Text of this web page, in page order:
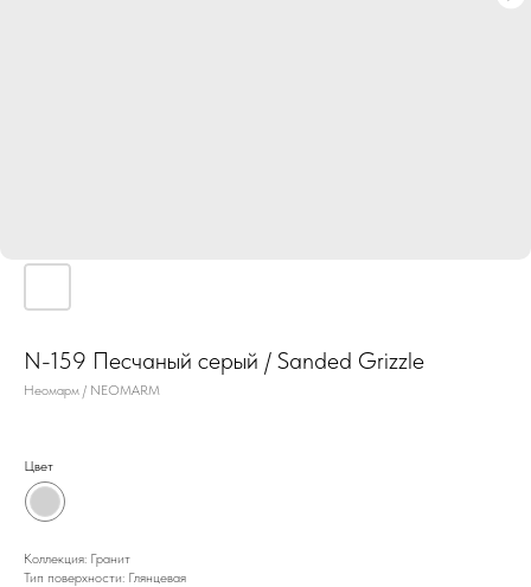
N-159 Песчаный серый / Sanded Grizzle
Неомарм / NEOMARM
Цвет
Коллекция: Гранит
Тип поверхности: Глянцевая